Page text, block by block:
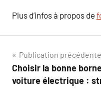
Plus d’infos à propos de
Navigation
de
Publication précédente
Choisir la bonne
voiture électrique :